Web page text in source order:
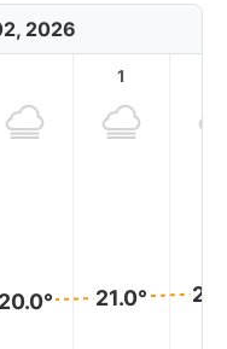
2026
20.0°
1
21.0°